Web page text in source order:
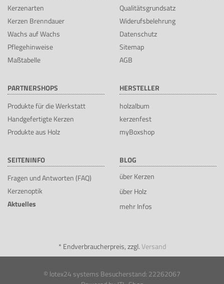
Kerzenarten
Kerzen Brenndauer
Wachs auf Wachs
Pflegehinweise
Maßtabelle
Qualitätsgrundsatz
Widerufsbelehrung
Datenschutz
Sitemap
AGB
PARTNERSHOPS
Produkte für die Werkstatt
Handgefertigte Kerzen
Produkte aus Holz
HERSTELLER
holzalbum
kerzenfest
myBoxshop
SEITENINFO
Fragen und Antworten (FAQ)
Kerzenoptik
Aktuelles
BLOG
über Kerzen
über Holz
mehr Infos
* Endverbraucherpreis, zzgl.Versand
© lotex24 systems Besucherstand: 22262067